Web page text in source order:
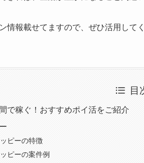
情報載せてますので、ぜひ活用してく
目
で稼ぐ！おすすめポイ活をご紹介
ピーの特徴
ピーの案件例